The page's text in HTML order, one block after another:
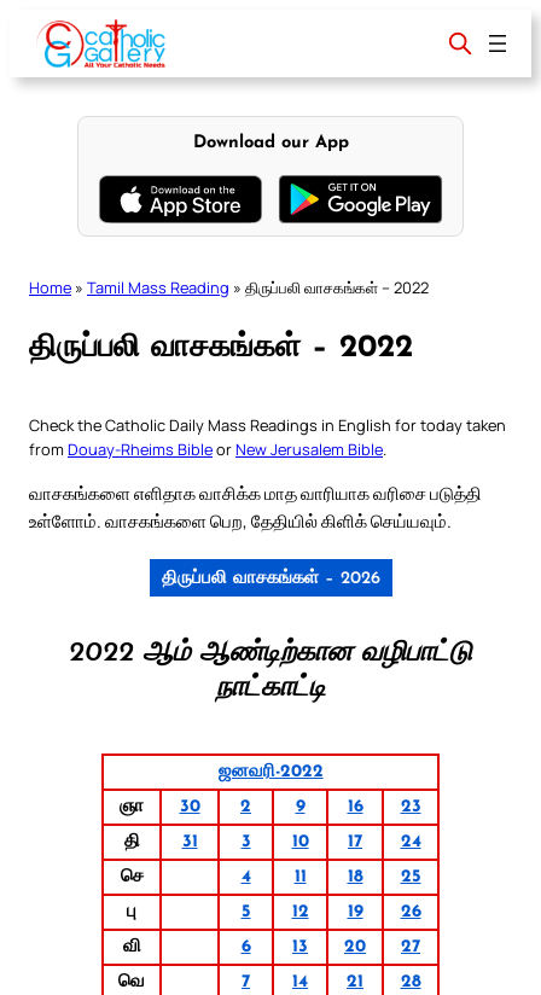
content
Download our App
Home » Tamil Mass Reading » திருப்பலி வாசகங்கள் – 2022
திருப்பலி வாசகங்கள் – 2022
Check the Catholic Daily Mass Readings in English for today taken
from Douay-Rheims BibleorNew Jerusalem Bible.
வாசகங்களை எளிதாக வாசிக்க மாத வாரியாக வரிசை படுத்தி
உள்ளோம். வாசகங்களை பெற, தேதியில் கிளிக் செய்யவும்.
திருப்பலி வாசகங்கள் – 2026
2022 ஆம் ஆண்டிற்கான வழிபாட்டு
நாட்காட்டி
ஜனவரி-2022
ஞா
30 2 9 16
23
தி
31 3 10 17
24
செ
4 11 18
25
பு
5 12 19
26
வி
6 13 20
27
வெ
7 14 21
28